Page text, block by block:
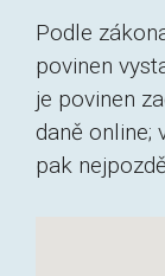
Podle
povinen
je povinen
daně online;
pak